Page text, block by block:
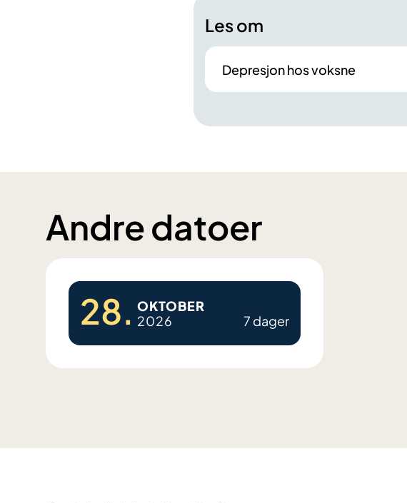
Les om
Depresjon hos voksne
Andre datoer
28. OKTOBER
2026
7 dager
u
-